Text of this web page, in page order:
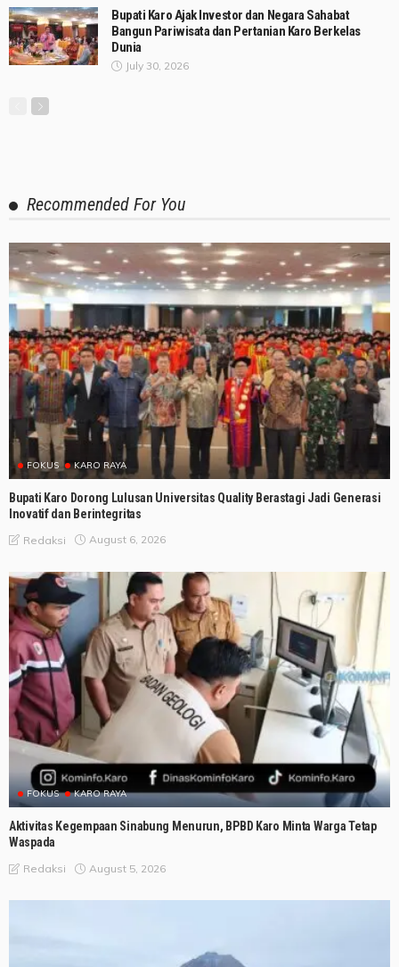
Bupati Karo Ajak Investor dan Negara Sahabat
Bangun Pariwisata dan Pertanian Karo Berkelas
Dunia
July 30, 2026
Recommended For You
FOKUS KARO RAYA
Bupati Karo Dorong Lulusan Universitas Quality Berastagi Jadi Generasi
Inovatif dan Berintegritas
Redaksi August 6, 2026
FOKUS KARO RAYA
Aktivitas Kegempaan Sinabung Menurun, BPBD Karo Minta Warga Tetap
Waspada
Redaksi August 5, 2026